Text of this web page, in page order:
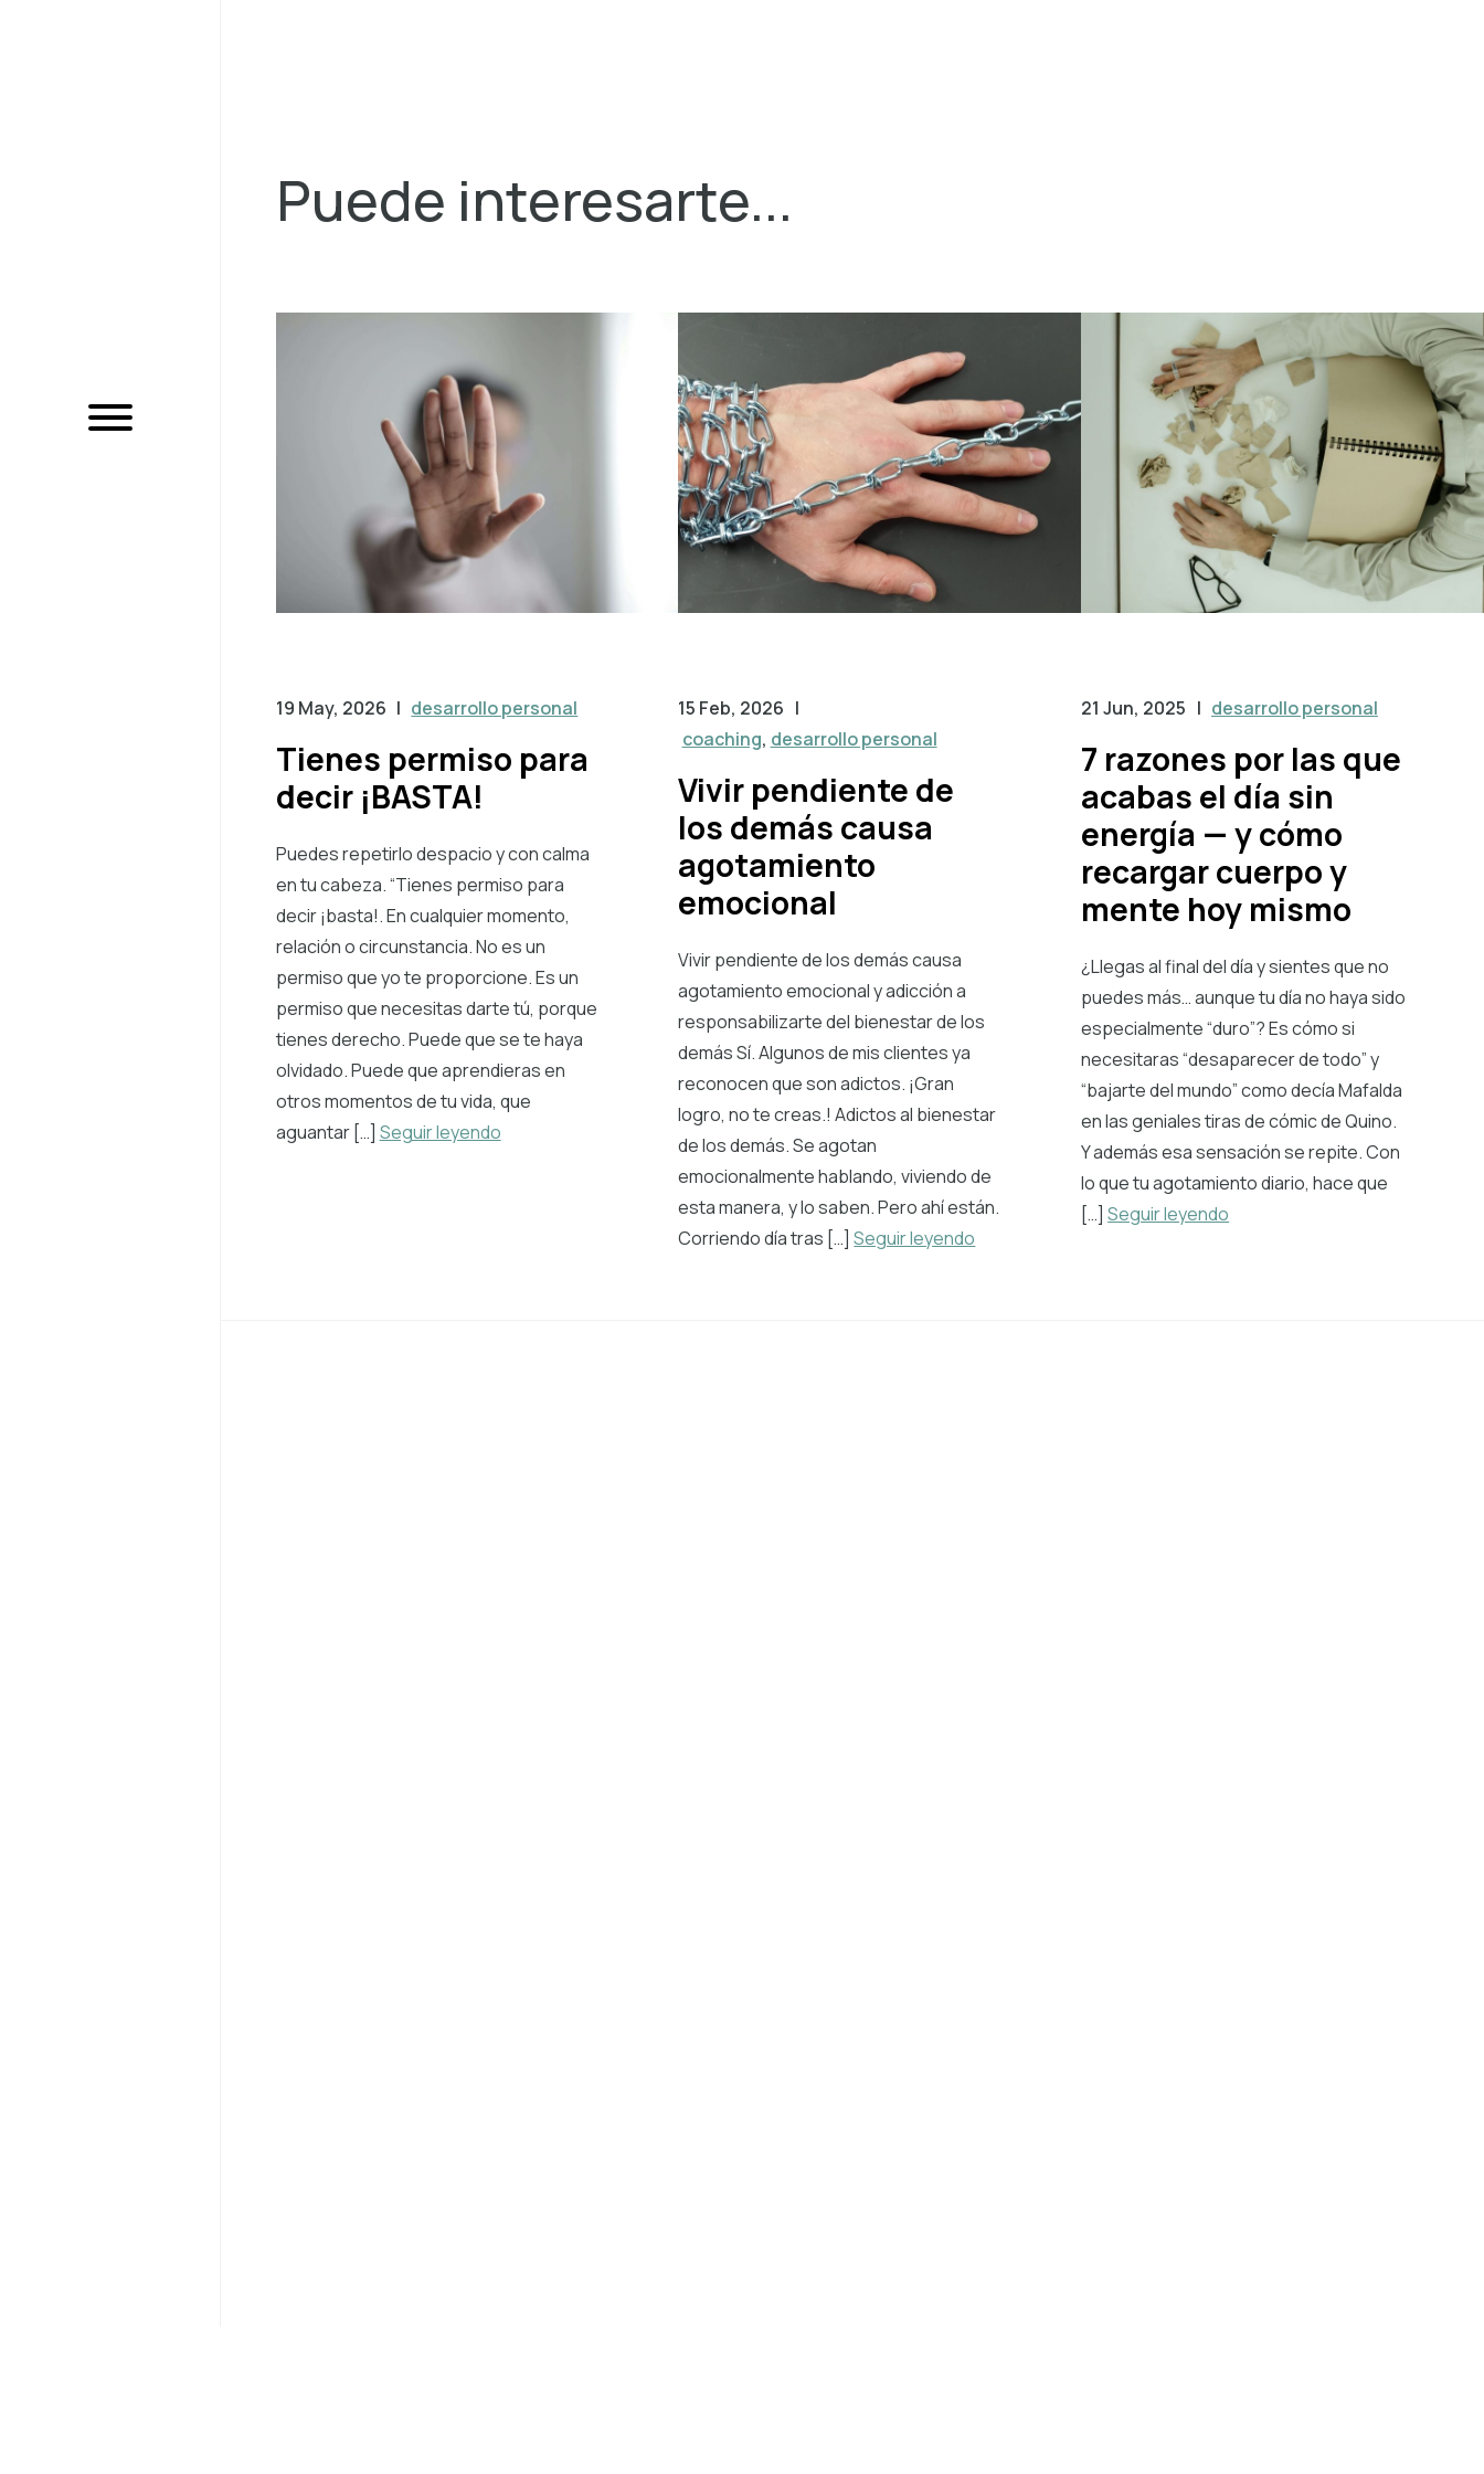
Puede interesarte...
19 May, 2026 | desarrollo personal
Tienes permiso para
decir ¡BASTA!
Puedes repetirlo despacio y con calma
en tu cabeza. “Tienes permiso para
decir ¡basta!. En cualquier momento,
relación o circunstancia. No es un
permiso que yo te proporcione. Es un
permiso que necesitas darte tú, porque
tienes derecho. Puede que se te haya
olvidado. Puede que aprendieras en
otros momentos de tu vida, que
aguantar […] Seguir leyendo
15 Feb, 2026 |
coaching, desarrollo personal
Vivir pendiente de
los demás causa
agotamiento
emocional
Vivir pendiente de los demás causa
agotamiento emocional y adicción a
responsabilizarte del bienestar de los
demás Sí. Algunos de mis clientes ya
reconocen que son adictos. ¡Gran
logro, no te creas.! Adictos al bienestar
de los demás. Se agotan
emocionalmente hablando, viviendo de
esta manera, y lo saben. Pero ahí están.
Corriendo día tras […]Seguir leyendo
21 Jun, 2025 | desarrollo personal
7 razones por las que
acabas el día sin
energía — y cómo
recargar cuerpo y
mente hoy mismo
¿Llegas al final del día y sientes que no
puedes más… aunque tu día no haya sido
especialmente “duro”? Es cómo si
necesitaras “desaparecer de todo” y
“bajarte del mundo” como decía Mafalda
en las geniales tiras de cómic de Quino.
Y además esa sensación se repite. Con
lo que tu agotamiento diario, hace que
[…]Seguir leyendo